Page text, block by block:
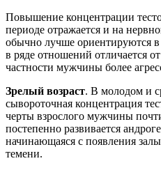
Повышение концентрации
периоде отражается и на
обычно лучше ориентируются
в ряде отношений отличается
частности мужчины более
Зрелый возраст. В молодом и
сывороточная концентрация
черты взрослого мужчины
постепенно развивается
начинающаяся с появления
темени.